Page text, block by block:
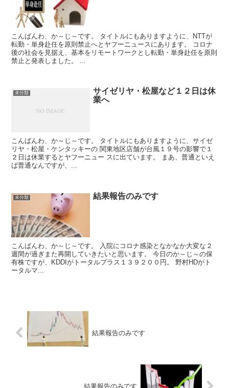
こんばんわ、か～じ～です。 タイトルにもありますように、NTTが
転勤・単身赴任を原則禁止へとヤフーニュースにあります。 コロナ
後の社会を見据え、基本をリモートワークとし転勤・単身赴任を原則
禁止と発表しました。 ...
未分類
サイゼリヤ・松屋など１２日は休
業へ
こんばんわ、か～じ～です。 タイトルにもありますように、サイゼ
リヤ・松屋・ケンタッキーの 関東地区店舗が台風１９号の影響で１
２日は休業するとヤフーニュー スに出ています。 まあ、普通といえ
ば普通なんですが、...
未分類 結果報告のみです
こんばんわ、か～じ～です。 入院にコロナ感染となかなか大変な２
週間が過ぎまた再開していきたいと思います。 今日のか～じ～の保
有株ですが、KDDIがトータルプラス１３９２００円。 野村HDがト
ータルマ...
結果報告のみです
結果報告のみです